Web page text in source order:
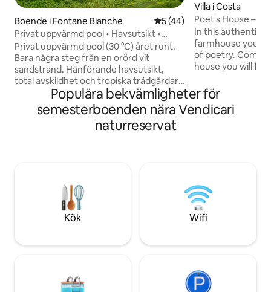
Boende i Fontane Bianche 5 av 5 i genomsnittligt
5 (44)
Privat uppvärmd pool • Havsutsikt •
Promenad till stranden • Shati
Privat uppvärmd pool (30 °C) året runt.
Bara några steg från en orörd vit
sandstrand. Hänförande havsutsikt,
total avskildhet och tropiska trädgårdar.
Karaktäristisk design och sofistikerad
lyx. Den perfekta basen för att utforska
östra Sicilien. Ikonisk arkitektur av C.
Calvagna. Förstklassig sömn med
begäran: privat kock, massage i villan,
daglig städare, barnvakt och
skräddarsydda upplevelser
Villa i Costa
Poet's House –
utanför Ragusa
In this authentic
farmhouse you
of poetry. Come
house you will
of the boundless
the superfluous,
sustainability. The garden is a oasis
Populära bekvämligheter för
semesterboenden nära Vendicari
naturreservat
Kök Wifi